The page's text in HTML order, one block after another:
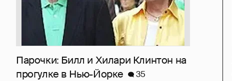
Парочки: Билл и Хилари Клинтон на
прогулке в Нью-Йорке
35